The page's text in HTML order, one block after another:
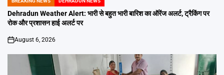
POSTED
IN
Dehradun Weather Alert: भारी से बहुत भारी बारिश का ऑरेंज अलर्ट, ट्रैकिंग पर
रोक और प्रशासन हाई अलर्ट पर
on
August 6, 2026